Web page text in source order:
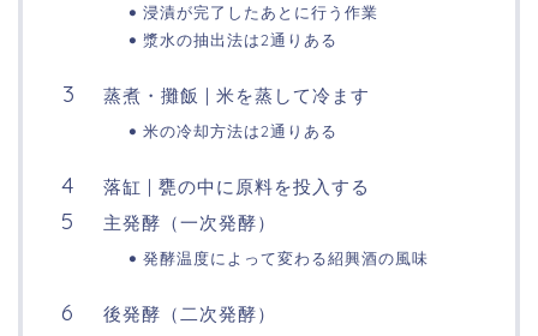
浸漬が完了したあとに行う作業
漿水の抽出法は2通りある
蒸煮・攤飯 | 米を蒸して冷ます
米の冷却方法は2通りある
落缸 | 甕の中に原料を投入する
主発酵（一次発酵）
発酵温度によって変わる紹興酒の風味
後発酵（二次発酵）